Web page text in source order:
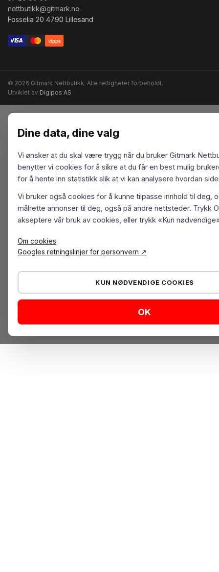
nettbutikk@gitmark.no
Fosselia 20 4790 Lillesand
vipps
© 2026 Gitmark Nettbutikk. Alle rettigheter forbeholdt.
Utviklet av Digipos AS
Dine data, dine valg
Vi ønsker at du skal være trygg når du bruker Gitmark
benytter vi cookies for å sikre at du får en best mulig
for å hente inn statistikk slik at vi kan analysere hvordan
Vi bruker også cookies for å kunne tilpasse innhold til deg,
målrette annonser til deg, også på andre nettsteder. Trykk
akseptere vår bruk av cookies, eller trykk «Kun
Om cookies
Googles retningslinjer for personvern ↗
KUN NØDVENDIGE COOKIES
OK